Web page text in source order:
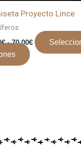
Proyecto Lince
€ - 70,00€
pueden
en
la
página